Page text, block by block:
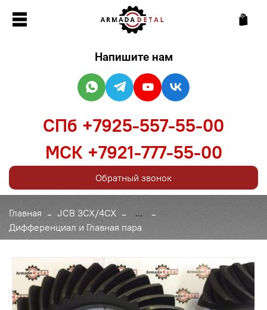
Главная JCB 3CX/4CX
...
Дифференциал и Главная пара
Напишите нам
СПб +7925-557-55-00
МСК +7921-777-55-00
Обратный звонок